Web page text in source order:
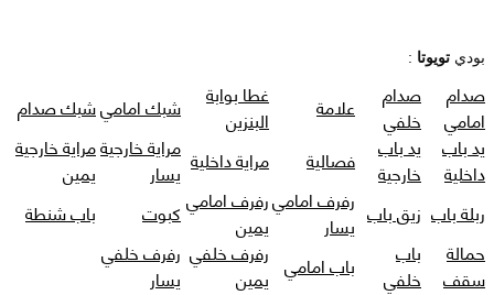
بودي تويوتا :
صدام
امامي
صدام
خلفي
علامة
غطا بوابة
البنزين
شبك اماميشبك صدام
يد باب
داخلية
يد باب
خارجية
فصالية مراية داخلية مراية خارجية
يسار
مراية خارجية
يمين
ربلة باب زيق باب رفرف امامي
يسار
رفرف امامي
يمين
كبوت
باب شنطة
حمالة
سقف
باب
خلفي
باب امامي رفرف خلفي
يمين
رفرف خلفي
يسار